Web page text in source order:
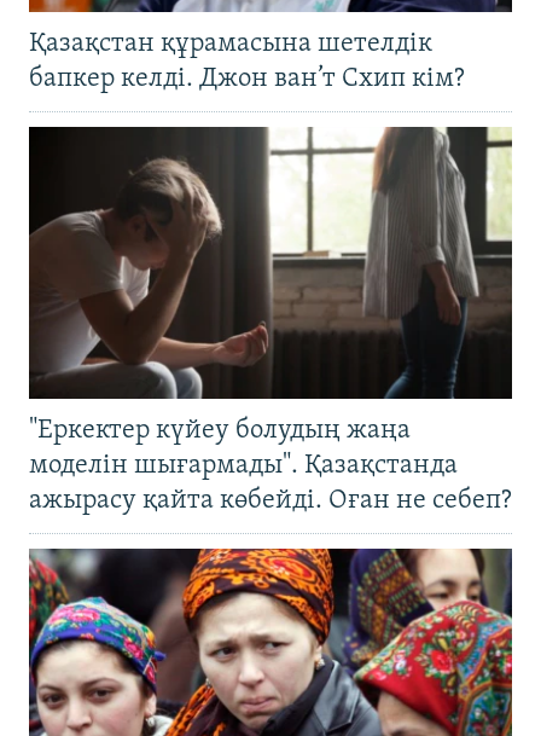
Қазақстан құрамасына шетелдік
бапкер келді. Джон ван’т Схип кім?
"Еркектер күйеу болудың жаңа
моделін шығармады". Қазақстанда
ажырасу қайта көбейді. Оған не себеп?